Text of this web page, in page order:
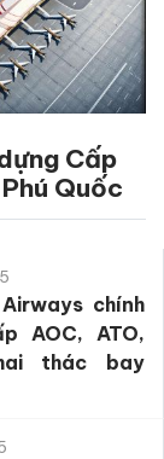
Cấp
Quốc
chính
AOC, ATO,
thác bay